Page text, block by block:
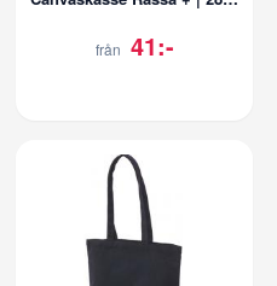
från 41:-